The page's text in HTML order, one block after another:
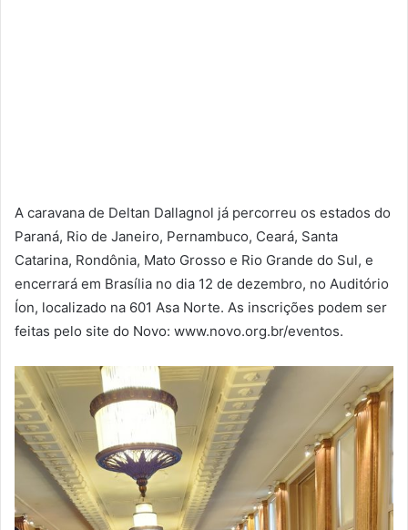
A caravana de Deltan Dallagnol já percorreu os estados do
Paraná, Rio de Janeiro, Pernambuco, Ceará, Santa
Catarina, Rondônia, Mato Grosso e Rio Grande do Sul, e
encerrará em Brasília no dia 12 de dezembro, no Auditório
Íon, localizado na 601 Asa Norte. As inscrições podem ser
feitas pelo site do Novo: www.novo.org.br/eventos.